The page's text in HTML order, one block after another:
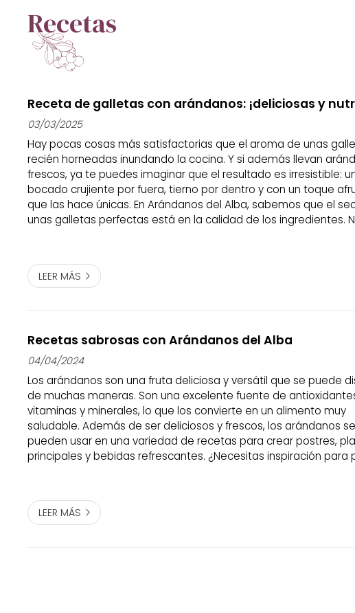
Recetas
Receta de galletas con arándanos: ¡deliciosas y
03/03/2025
Hay pocas cosas más satisfactorias que el aroma de unas
recién horneadas inundando la cocina. Y si además llevan
frescos, ya te puedes imaginar que el resultado es irresistible:
bocado crujiente por fuera, tierno por dentro y con un toque
que las hace únicas. En Arándanos del Alba, sabemos que el
unas galletas perfectas está en la calidad de los ingredientes.
LEER MÁS
Recetas sabrosas con Arándanos del Alba
04/04/2024
Los arándanos son una fruta deliciosa y versátil que se puede
de muchas maneras. Son una excelente fuente de
vitaminas y minerales, lo que los convierte en un alimento muy
saludable. Además de ser deliciosos y frescos, los arándanos se
pueden usar en una variedad de recetas para crear postres,
principales y bebidas refrescantes. ¿Necesitas inspiración para
LEER MÁS